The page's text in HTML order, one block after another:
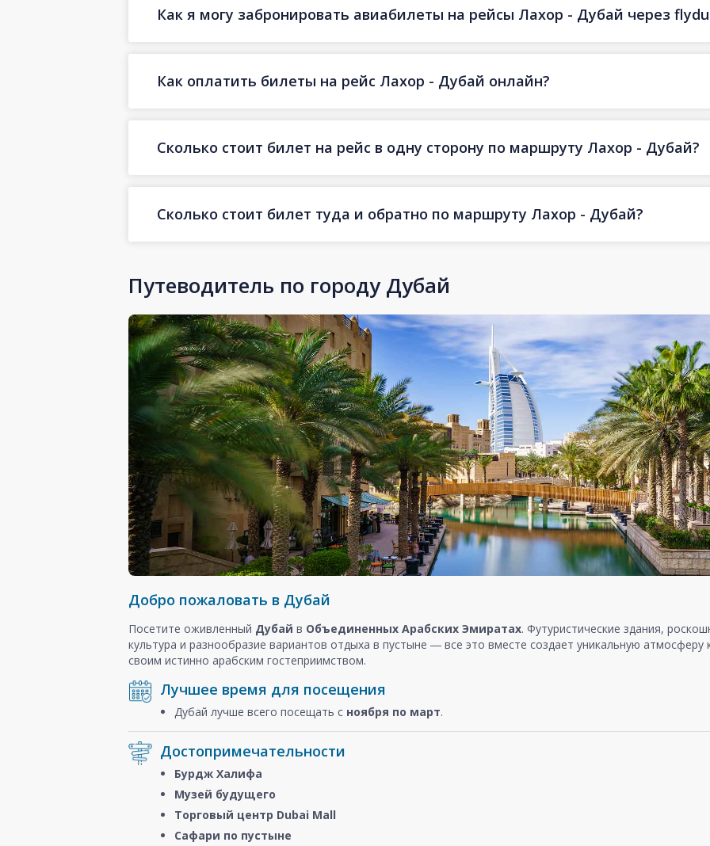
Как я могу забронировать авиабилеты на рейсы Лахор - Дубай через
Как оплатить билеты на рейс Лахор - Дубай онлайн?
Сколько стоит билет на рейс в одну сторону по маршруту Лахор - Дубай?
Сколько стоит билет туда и обратно по маршруту Лахор - Дубай?
Путеводитель по городу Дубай
Добро пожаловать в Дубай
Посетите оживленный Дубай в Объединенных Арабских Эмиратах. Футуристические здания,
культура и разнообразие вариантов отдыха в пустыне ― все это вместе создает уникальную
своим истинно арабским гостеприимством.
Лучшее время для посещения
Дубай лучше всего посещать с ноября по март.
Достопримечательности
Бурдж Халифа
Музей будущего
Торговый центр Dubai Mall
Сафари по пустыне